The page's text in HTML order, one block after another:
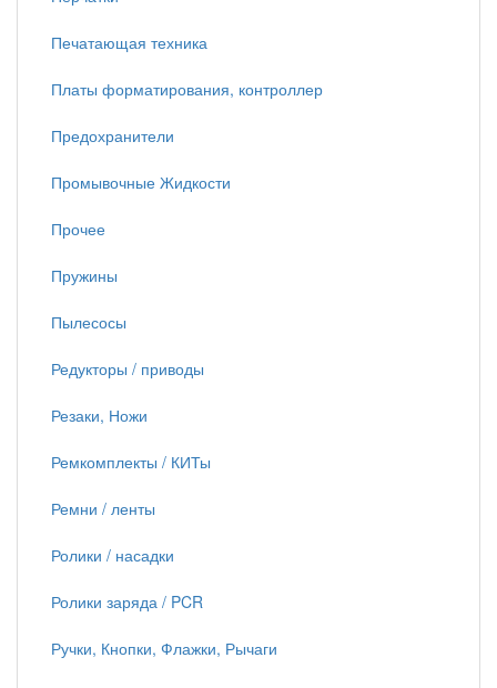
Печатающая техника
Платы форматирования, контроллер
Предохранители
Промывочные Жидкости
Прочее
Пружины
Пылесосы
Редукторы / приводы
Резаки, Ножи
Ремкомплекты / КИТы
Ремни / ленты
Ролики / насадки
Ролики заряда / PCR
Ручки, Кнопки, Флажки, Рычаги